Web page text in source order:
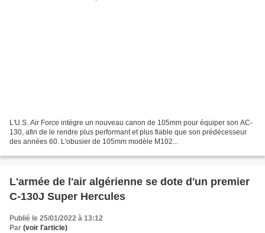
L'U.S. Air Force intègre un nouveau canon de 105mm pour équiper son AC-
130, afin de le rendre plus performant et plus fiable que son prédécesseur
des années 60. L'obusier de 105mm modèle M102...
L'armée de l'air algérienne se dote d'un premier
C-130J Super Hercules
Publié le 25/01/2022 à 13:12
Par (voir l'article)